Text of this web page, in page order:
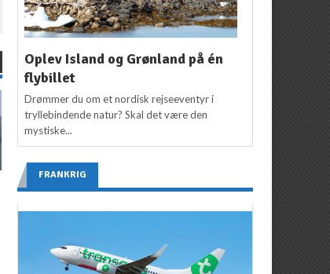
Sri Lanka: Her er
Redaktion
2. august
Er denne hovedstad
Redaktion
Oplev Island og Grønland på én
flybillet
Drømmer du om et nordisk rejseeventyr i
tryllebindende natur? Skal det være den
mystiske...
FRANKRIG